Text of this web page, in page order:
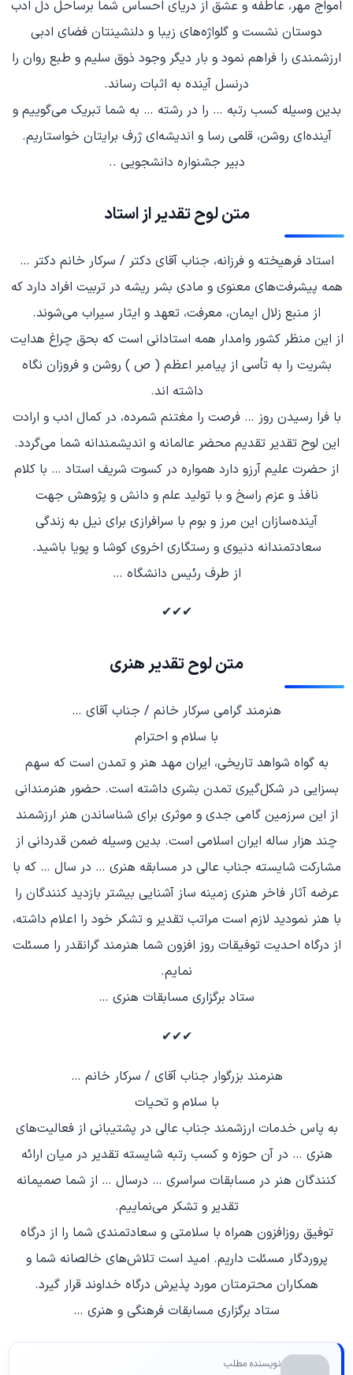
امواج مهر، عاطفه و عشق از دریای احساس شما برساحل دل ادب
دوستان نشست و گلواژه‌های زیبا و دلنشینتان فضای ادبی
ارزشمندی را فراهم نمود و بار دیگر وجود ذوق سلیم و طبع روان را
درنسل آینده به اثبات رساند.
بدین وسیله کسب رتبه … را در رشته … به شما تبریک می‌گوییم و
آینده‌ای روشن، قلمی رسا و اندیشه‌ای ژرف برایتان خواستاریم.
دبیر جشنواره دانشجویی ..
متن لوح تقدیر از استاد
استاد فرهیخته و فرزانه، جناب آقای دکتر / سرکار خانم دکتر …
همه پیشرفت‌های معنوی و مادی بشر ریشه در تربیت افراد دارد که
از منبع زلال ایمان، معرفت، تعهد و ایثار سیراب می‌شوند.
از این منظر کشور وامدار همه استادانی است که بحق چراغ هدایت
بشریت را به تأسی از پیامبر اعظم ( ص ) روشن و فروزان نگاه
داشته اند.
با فرا رسیدن روز … فرصت را مغتنم شمرده، در کمال ادب و ارادت
این لوح تقدیر تقدیم محضر عالمانه و اندیشمندانه شما می‌گردد.
از حضرت علیم آرزو دارد همواره در کسوت شریف استاد … با کلام
نافذ و عزم راسخ و با تولید علم و دانش و پژوهش جهت
آینده‌سازان این مرز و بوم با سرافرازی برای نیل به زندگی
سعادتمندانه دنیوی و رستگاری اخروی کوشا و پویا باشید.
از طرف رئیس دانشگاه …
✔✔✔
متن لوح تقدیر هنری
هنرمند گرامی سرکار خانم / جناب آقای …
با سلام و احترام
به گواه شواهد تاریخی، ایران مهد هنر و تمدن است که سهم
بسزایی در شکل‌گیری تمدن بشری داشته است. حضور هنرمندانی
از این سرزمین گامی جدی و موثری برای شناساندن هنر ارزشمند
چند هزار ساله ایران اسلامی است. بدین وسیله ضمن قدردانی از
مشارکت شایسته جناب عالی در مسابقه هنری … در سال … که با
عرضه آثار فاخر هنری زمینه ساز آشنایی بیشتر بازدید کنندگان را
با هنر نمودید لازم است مراتب تقدیر و تشکر خود را اعلام داشته،
از درگاه احدیت توفیقات روز افزون شما هنرمند گرانقدر را مسئلت
نمایم.
ستاد برگزاری مسابقات هنری …
✔✔✔
هنرمند بزرگوار جناب آقای / سرکار خانم …
با سلام و تحیات
به پاس خدمات ارزشمند جناب عالی در پشتیبانی از فعالیت‌های
هنری … در آن حوزه و کسب رتبه شایسته تقدیر در میان ارائه
کنندگان هنر در مسابقات سراسری … درسال … از شما صمیمانه
تقدیر و تشکر می‌نماییم.
توفیق روزافزون همراه با سلامتی و سعادتمندی شما را از درگاه
پروردگار مسئلت داریم. امید است تلاش‌های خالصانه شما و
همکاران محترمتان مورد پذیرش درگاه خداوند قرار گیرد.
ستاد برگزاری مسابقات فرهنگی و هنری …
نویسنده مطلب